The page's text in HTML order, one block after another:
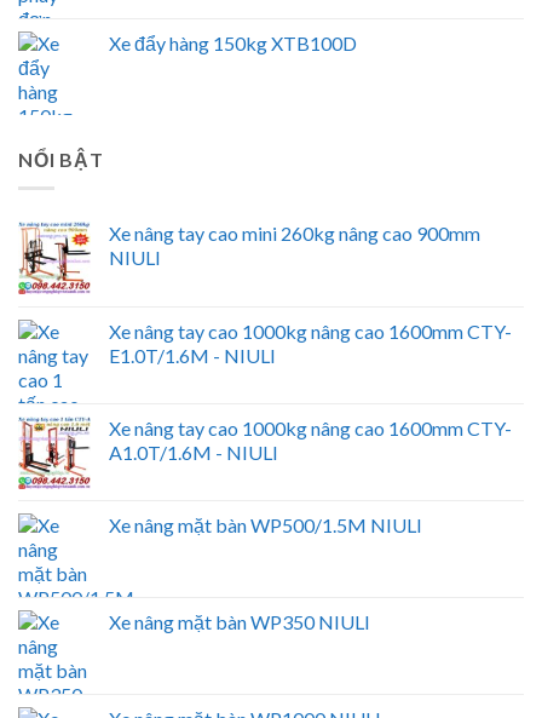
Xe đẩy hàng 150kg XTB100D
NỔI BẬT
Xe nâng tay cao mini 260kg nâng cao 900mm
NIULI
Xe nâng tay cao 1000kg nâng cao 1600mm CTY-
E1.0T/1.6M - NIULI
Xe nâng tay cao 1000kg nâng cao 1600mm CTY-
A1.0T/1.6M - NIULI
Xe nâng mặt bàn WP500/1.5M NIULI
Xe nâng mặt bàn WP350 NIULI